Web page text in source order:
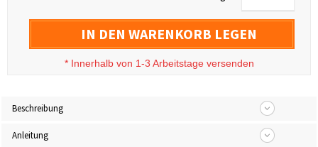
IN DEN WARENKORB LEGEN
* Innerhalb von 1-3 Arbeitstage versenden
Beschreibung
Anleitung